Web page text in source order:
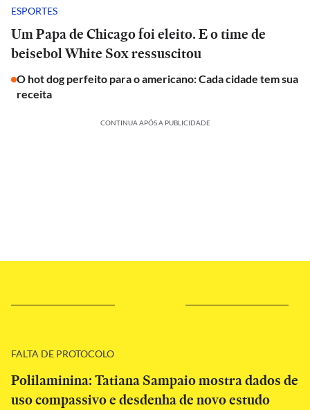
ESPORTES
Um Papa de Chicago foi eleito. E o time de
beisebol White Sox ressuscitou
O hot dog perfeito para o americano: Cada cidade tem sua
receita
CONTINUA APÓS A PUBLICIDADE
FALTA DE PROTOCOLO
Polilaminina: Tatiana Sampaio mostra dados de
uso compassivo e desdenha de novo estudo